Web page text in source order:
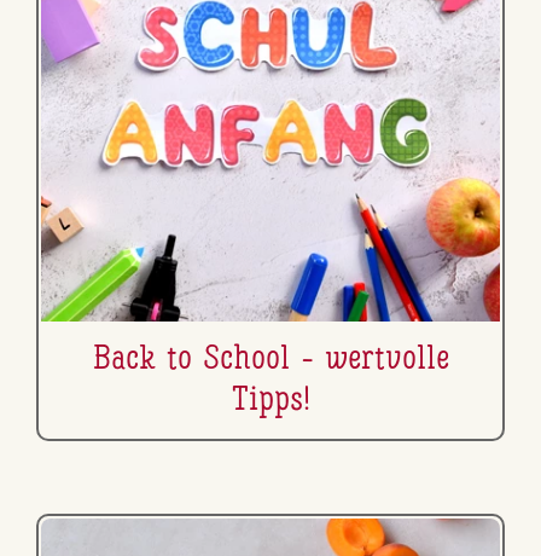
Back to School - wertvolle
Tipps!